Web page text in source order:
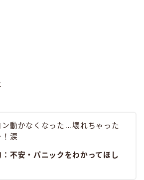
ン動かなくなった…壊れちゃった
！涙
不安・パニックをわかってほし